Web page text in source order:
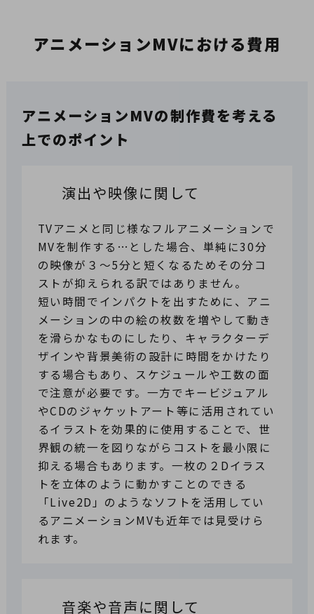
アニメーションMVにおける費用
アニメーションMVの制作費を考える
上でのポイント
演出や映像に関して
TVアニメと同じ様なフルアニメーションで
MVを制作する…とした場合、単純に30分
の映像が３～5分と短くなるためその分コ
ストが抑えられる訳ではありません。
短い時間でインパクトを出すために、アニ
メーションの中の絵の枚数を増やして動き
を滑らかなものにしたり、キャラクターデ
ザインや背景美術の設計に時間をかけたり
する場合もあり、スケジュールや工数の面
で注意が必要です。一方でキービジュアル
やCDのジャケットアート等に活用されてい
るイラストを効果的に使用することで、世
界観の統一を図りながらコストを最小限に
抑える場合もあります。一枚の２Dイラス
トを立体のように動かすことのできる
「Live2D」のようなソフトを活用してい
るアニメーションMVも近年では見受けら
れます。
音楽や音声に関して